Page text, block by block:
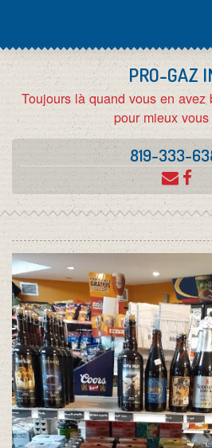
ACCUEIL
L'ENTREPRISE
EMPLOI
SERGAZ
ULTRAMAR
LOTO QUEBEC
PRO-GAZ
Toujours là quand vous en
pour mieux
819-333-